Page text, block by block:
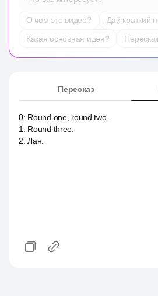
О чем это видео?
Дай краткий
Какая основная идея?
Пересказ
0: Round one, round two.
1 : Round three.
2:Лан.